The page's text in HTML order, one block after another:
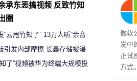
微软
发中
正试
方式
承东恶搞视频 反致竹知
圈
“云甩竹知了” 13万人听“余音
引发内部摩擦 长鑫存储被曝
工程师驱逐出研发基地
了”视频被华为终端大规模投